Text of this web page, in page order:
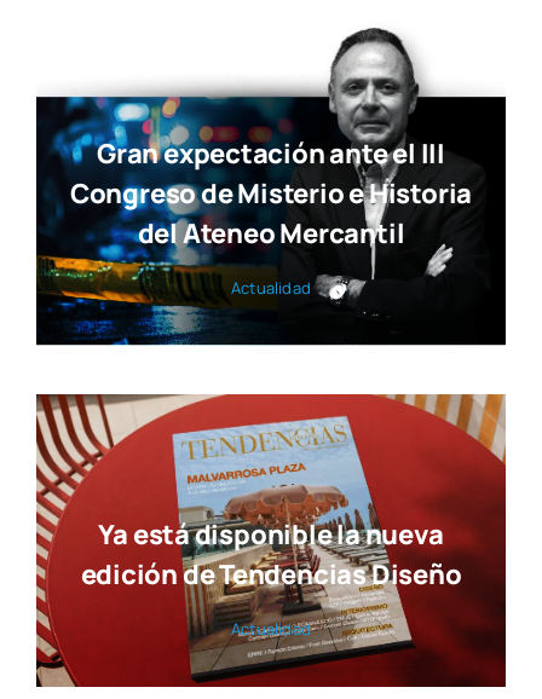
Gran expectación ante el III
Congreso de Misterio e Historia
del Ateneo Mercantil
Actua­li­dad
Ya está disponible la nueva
edición de Tendencias Diseño
Actua­li­dad